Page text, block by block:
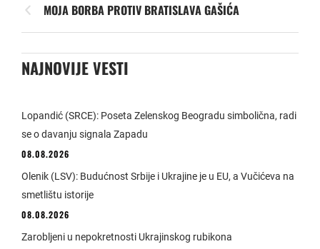
MOJA BORBA PROTIV BRATISLAVA GAŠIĆA
NAJNOVIJE VESTI
Lopandić (SRCE): Poseta Zelenskog Beogradu simbolična, radi
se o davanju signala Zapadu
08.08.2026
Olenik (LSV): Budućnost Srbije i Ukrajine je u EU, a Vučićeva na
smetlištu istorije
08.08.2026
Zarobljeni u nepokretnosti Ukrajinskog rubikona